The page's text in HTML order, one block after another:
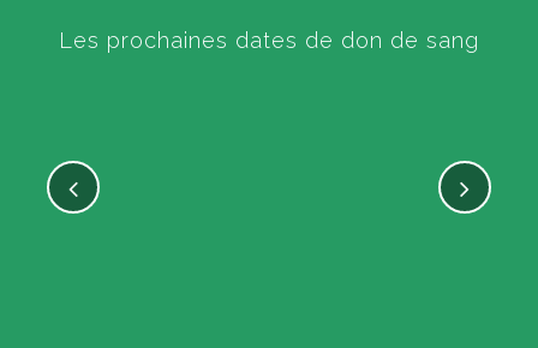
Les prochaines dates de don de sang